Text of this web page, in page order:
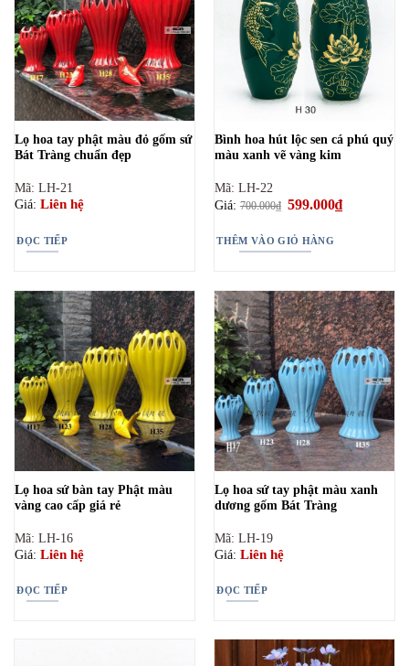
Lọ hoa tay phật màu đỏ gốm sứ
Bát Tràng chuẩn đẹp
Mã: LH-21
Giá: Liên hệ
ĐỌC TIẾP
Bình hoa hút lộc sen cá phú quý
màu xanh vẽ vàng kim
Mã: LH-22
Giá:700.000₫ Giá
700.000₫.
599.000₫Giá
hiện
THÊM VÀO GIỎ HÀNG
Lọ hoa sứ bàn tay Phật màu
vàng cao cấp giá rẻ
Mã: LH-16
Giá: Liên hệ
ĐỌC TIẾP
Lọ hoa sứ tay phật màu xanh
dương gốm Bát Tràng
Mã: LH-19
Giá: Liên hệ
ĐỌC TIẾP